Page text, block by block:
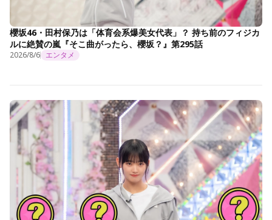
櫻坂46・田村保乃は「体育会系爆美女代表」？ 持ち前のフィジカ
ルに絶賛の嵐『そこ曲がったら、櫻坂？』第295話
2026/8/6 エンタメ